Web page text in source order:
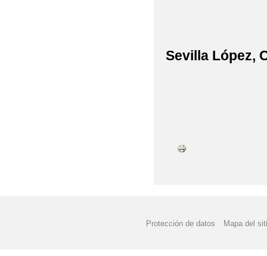
Sevilla López,
Protección de datos Mapa del